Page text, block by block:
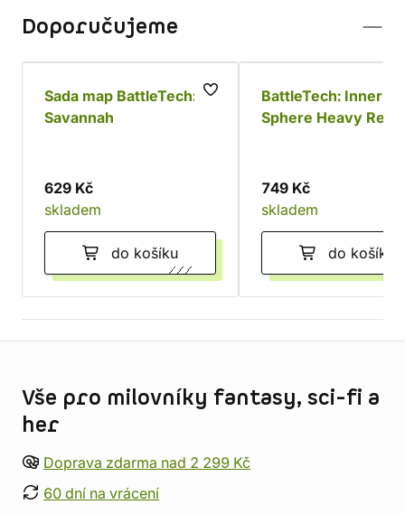
Doporučujeme
Sada map BattleTech:
Savannah
629 Kč
skladem
do košíku
BattleTech: Inner
Sphere Heavy
749 Kč
skladem
do košíku
Vše pro milovníky fantasy, sci-fi a
her
Doprava zdarma nad 2 299 Kč
60 dní na vrácení